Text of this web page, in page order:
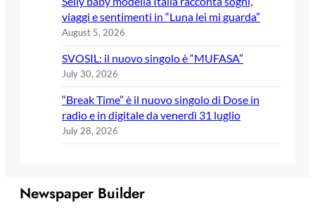
viaggi e sentimenti in “Luna lei mi guarda”
August 5, 2026
SVOSIL: il nuovo singolo è “MUFASA”
July 30, 2026
“Break Time” è il nuovo singolo di Dose in
radio e in digitale da venerdì 31 luglio
July 28, 2026
Newspaper Builder